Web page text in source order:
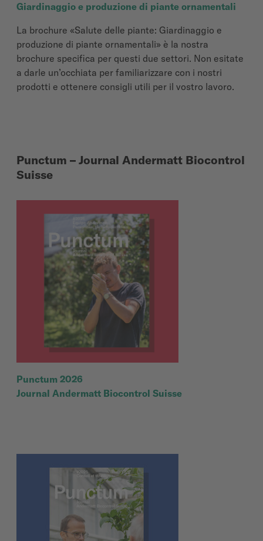
Giardinaggio e produzione di piante ornamentali
La brochure «Salute delle piante: Giardinaggio e
produzione di piante ornamentali» è la nostra
brochure specifica per questi due settori. Non esitate
a darle un’occhiata per familiarizzare con i nostri
prodotti e ottenere consigli utili per il vostro lavoro.
Punctum – Journal Andermatt Biocontrol
Suisse
Punctum 2026
Journal Andermatt Biocontrol Suisse